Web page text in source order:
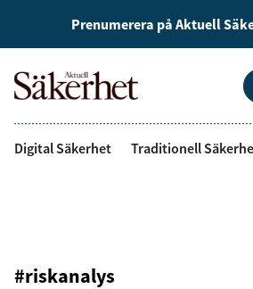
Prenumerera på Aktuell
Digital Säkerhet Traditionell
#riskanalys